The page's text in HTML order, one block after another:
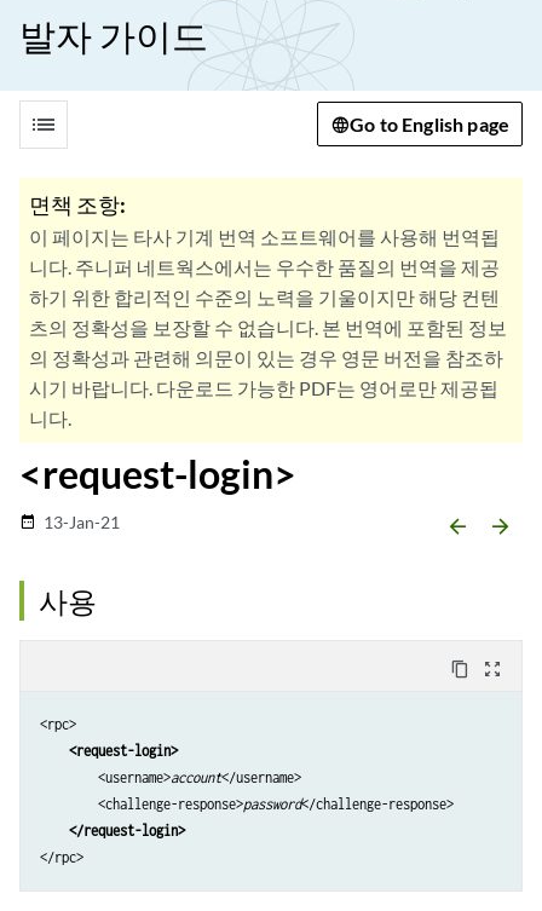
발자 가이드
list Go to English page
면책 조항:
이 페이지는 타사 기계 번역 소프트웨어를 사용해 번역됩
니다. 주니퍼 네트웍스에서는 우수한 품질의 번역을 제공
하기 위한 합리적인 수준의 노력을 기울이지만 해당 컨텐
츠의 정확성을 보장할 수 없습니다. 본 번역에 포함된 정보
의 정확성과 관련해 의문이 있는 경우 영문 버전을 참조하
시기 바랍니다. 다운로드 가능한 PDF는 영어로만 제공됩
니다.
<request-login>
date_range 13-Jan-21 arrow_backward arrow_forward
사용
content_copy zoom_out_map
<rpc>
<request-login>
        <username>
account</username>
        <challenge-response>
password</challenge-response>
</request-login>
</rpc>